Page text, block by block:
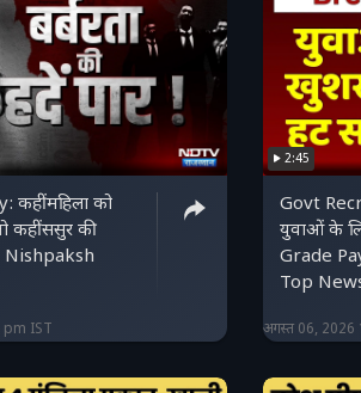
कहीं महिला को
कहीं ससुर की
Nishpaksh
pm IST
2:45
Govt
युवाओं के
Grade
Top
अगस्त 06, 2026